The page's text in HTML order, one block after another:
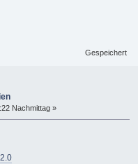
Gespeichert
Nachmittag »